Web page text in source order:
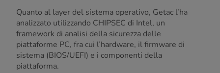
Quanto al layer del sistema operativo, Getac l’ha
analizzato utilizzando CHIPSEC di Intel, un
framework di analisi della sicurezza delle
piattaforme PC, fra cui l’hardware, il firmware di
sistema (BIOS/UEFI) e i componenti della
piattaforma.